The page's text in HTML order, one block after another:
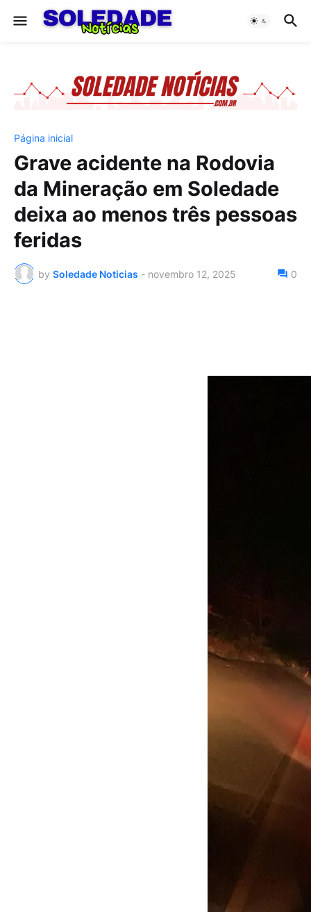
Página inicial
Grave acidente na Rodovia
da Mineração em Soledade
deixa ao menos três pessoas
feridas
by Soledade Noticias - novembro 12, 2025 0